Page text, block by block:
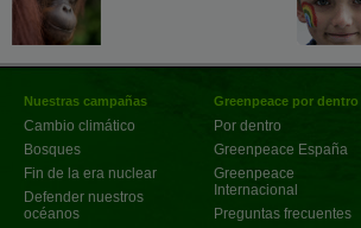
Nuestras campañas
Cambio climático
Bosques
Fin de la era nuclear
Defender nuestros
océanos
Greenpeace por dentro
Por dentro
Greenpeace España
Greenpeace
Internacional
Preguntas frecuentes